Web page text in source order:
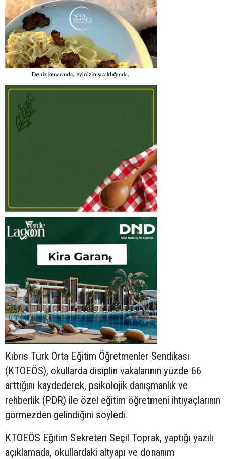
Kıbrıs Türk Orta Eğitim Öğretmenler Sendikası
(KTOEÖS), okullarda disiplin vakalarının yüzde 66
arttığını kaydederek, psikolojik danışmanlık ve
rehberlik (PDR) ile özel eğitim öğretmeni ihtiyaçlarının
görmezden gelindiğini söyledi.
KTOEÖS Eğitim Sekreteri Seçil Toprak, yaptığı yazılı
açıklamada, okullardaki altyapı ve donanım